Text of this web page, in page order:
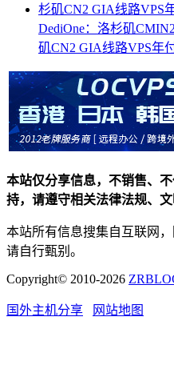
DediOne：洛杉矶
矶CN2 GIA线路VPS年
本站仅分享信息，不销售、
持，请遵守相关法律法规、文
本站所有信息搜集自互联网
请自行甄别。
Copyright© 2010-2026
国外主机分享 网站地图